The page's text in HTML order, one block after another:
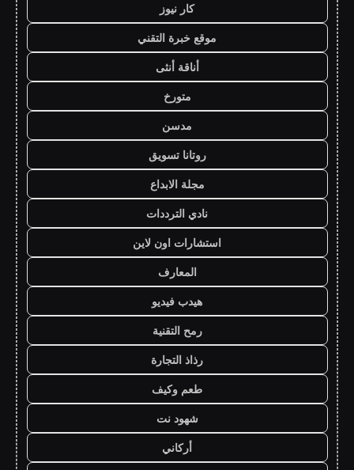
كار نيوز
موقع خبرة التقني
أناقة أنثى
متورخ
مدسن
روتانا تسويق
مجلة الابداع
نادي الترددات
استشارات اون لاين
المعارف
هيدب فيديو
رمح التقنية
رذاذ التجارة
طعم وكيف
شهود نت
أركاني